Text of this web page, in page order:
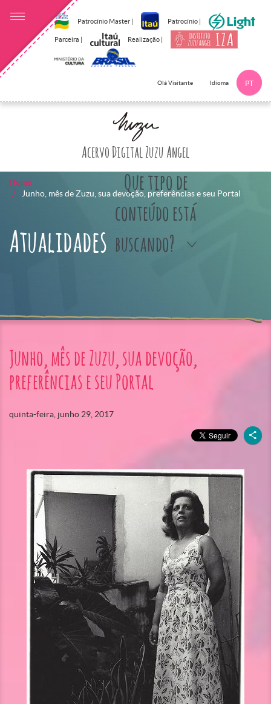
Patrocínio Master | Patrocínio |
Parceira | Realização |
Olá Visitante Idioma PT
Acervo Digital Zuzu Angel
Que tipo de
conteúdo está
buscando?
Home
Junho, mês de Zuzu, sua devoção, preferências e seu Portal
Atualidades
Junho, mês de Zuzu, sua devoção,
preferências e seu Portal
quinta-feira, junho 29, 2017